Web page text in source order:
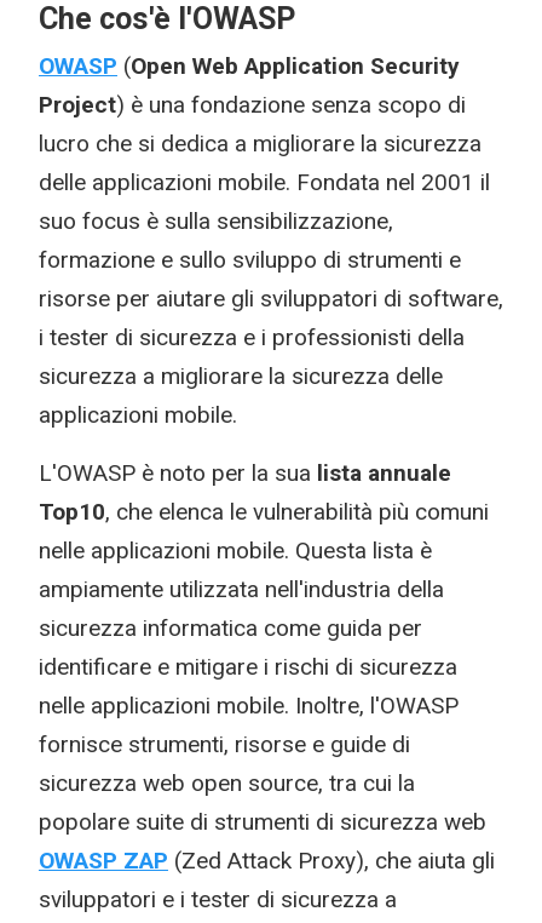
Che cos'è l'OWASP
OWASP (Open Web Application Security
Project) è una fondazione senza scopo di
lucro che si dedica a migliorare la sicurezza
delle applicazioni mobile. Fondata nel 2001 il
suo focus è sulla sensibilizzazione,
formazione e sullo sviluppo di strumenti e
risorse per aiutare gli sviluppatori di software,
i tester di sicurezza e i professionisti della
sicurezza a migliorare la sicurezza delle
applicazioni mobile.
L'OWASP è noto per la sua lista annuale
Top10, che elenca le vulnerabilità più comuni
nelle applicazioni mobile. Questa lista è
ampiamente utilizzata nell'industria della
sicurezza informatica come guida per
identificare e mitigare i rischi di sicurezza
nelle applicazioni mobile. Inoltre, l'OWASP
fornisce strumenti, risorse e guide di
sicurezza web open source, tra cui la
popolare suite di strumenti di sicurezza web
OWASP ZAP (Zed Attack Proxy), che aiuta gli
sviluppatori e i tester di sicurezza a